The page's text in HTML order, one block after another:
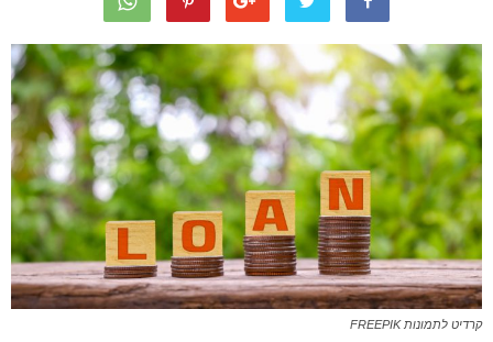
קרדיט לתמונות FREEPIK